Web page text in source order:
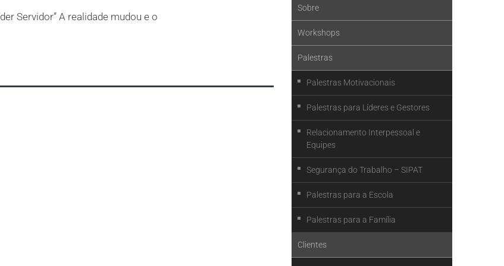
Servidor” A realidade mudou e o
Sobre
Workshops
Palestras
Palestras Motivacionais
Palestras para Líderes e Gestores
Relacionamento Interpessoal e
Equipes
Segurança do Trabalho – SIPAT
Palestras para a Escola
Palestras para a Família
Clientes